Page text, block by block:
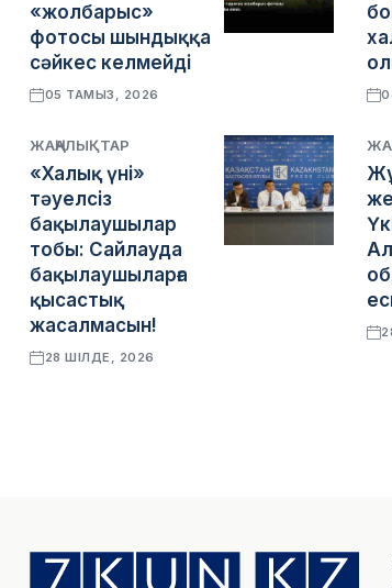
«жолбарыс»
фотосы шындыққа
сәйкес келмейді
05 ТАМЫЗ, 2026
ЖАҢАЛЫҚТАР
«Халық үні»
тәуелсіз
бақылаушылар
тобы: Сайлауда
бақылаушыларға
қысастық
жасалмасын!
28 ШІЛДЕ, 2026